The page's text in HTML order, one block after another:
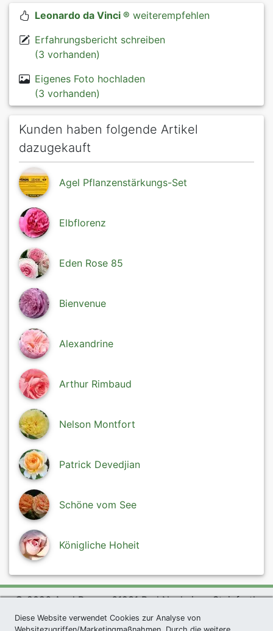
Leonardo da Vinci ® weiterempfehlen
Erfahrungsbericht schreiben
(3 vorhanden)
Eigenes Foto hochladen
(3 vorhanden)
Kunden haben folgende Artikel
dazugekauft
Agel Pflanzenstärkungs-Set
Elbflorenz
Eden Rose 85
Bienvenue
Alexandrine
Arthur Rimbaud
Nelson Montfort
Patrick Devedjian
Schöne vom See
Königliche Hoheit
© 2026 Agel Rosen, 61231 Bad Nauheim - Steinfurth
exklusives Präsent *|Agel Rosen Wiki
Diese Website verwendet Cookies zur Analyse von